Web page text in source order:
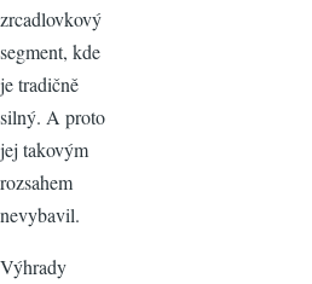
zrcadlovkový
segment, kde
je tradičně
silný. A proto
jej takovým
rozsahem
nevybavil.
Výhrady